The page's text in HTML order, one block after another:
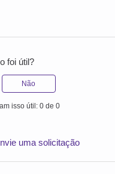
foi útil?
Não
isso útil: 0 de 0
uma solicitação